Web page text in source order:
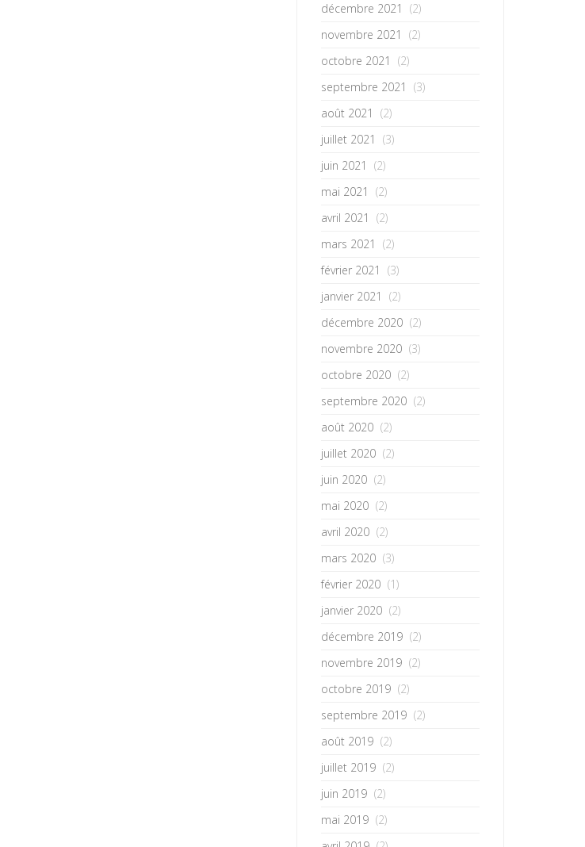
décembre 2021
(2)
novembre 2021
(2)
octobre 2021
(2)
septembre 2021
(3)
août 2021
(2)
juillet 2021
(3)
juin 2021
(2)
mai 2021
(2)
avril 2021
(2)
mars 2021
(2)
février 2021
(3)
janvier 2021
(2)
décembre 2020 (2)
novembre 2020 (3)
octobre 2020 (2)
septembre 2020 (2)
août 2020 (2)
juillet 2020 (2)
juin 2020 (2)
mai 2020 (2)
avril 2020 (2)
mars 2020 (3)
février 2020 (1)
janvier 2020 (2)
décembre 2019 (2)
novembre 2019 (2)
octobre 2019 (2)
septembre 2019 (2)
août 2019 (2)
juillet 2019 (2)
juin 2019 (2)
mai 2019 (2)